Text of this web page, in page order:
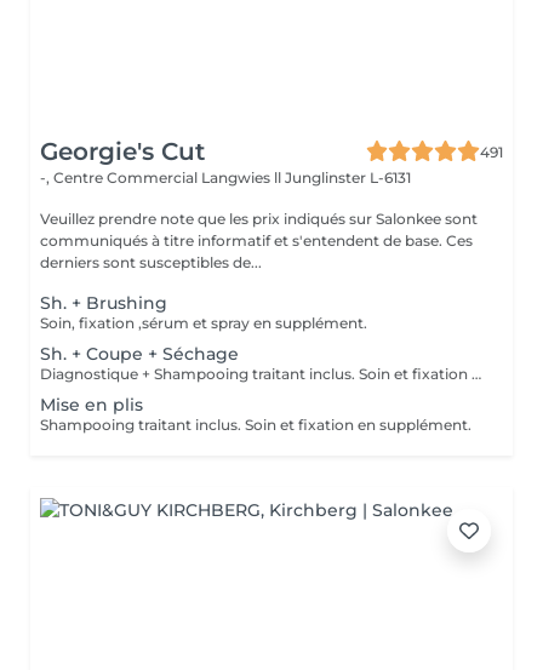
Georgie's Cut
491
-, Centre Commercial Langwies ll Junglinster L-6131
Veuillez prendre note que les prix indiqués sur Salonkee sont
communiqués à titre informatif et s'entendent de base. Ces
derniers sont susceptibles de...
Sh. + Brushing
Soin, fixation ,sérum et spray en supplément.
Sh. + Coupe + Séchage
Diagnostique + Shampooing traitant inclus. Soin et fixation en supplément.
Mise en plis
Shampooing traitant inclus. Soin et fixation en supplément.